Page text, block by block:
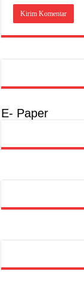
E- Paper